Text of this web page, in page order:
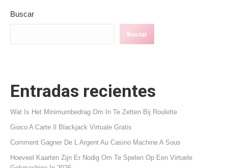
Buscar
Buscar
Entradas recientes
Wat Is Het Minimumbedrag Om In Te Zetten Bij Roulette
Gioco A Carte Il Blackjack Virtuale Gratis
Comment Gagner De L Argent Au Casino Machine A Sous
Hoeveel Kaarten Zijn Er Nodig Om Te Spelen Op Een Virtuele